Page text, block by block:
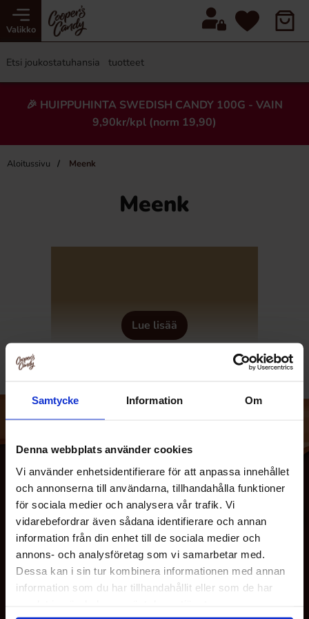
Samtycke Information Om
Denna webbplats använder cookies
Vi använder enhetsidentifierare för att anpassa innehållet
och annonserna till användarna, tillhandahålla funktioner
för sociala medier och analysera vår trafik. Vi
vidarebefordrar även sådana identifierare och annan
information från din enhet till de sociala medier och
annons- och analysföretag som vi samarbetar med.
Dessa kan i sin tur kombinera informationen med annan
information som du har tillhandahållit eller som de har
Valikko
🎉 HUIPPUHINTA SWEDISH CANDY 100G - VAIN
9,90kr/kpl (norm 19,90)
Aloitussivu Meenk
Meenk
Lue lisää
MEISTÄ